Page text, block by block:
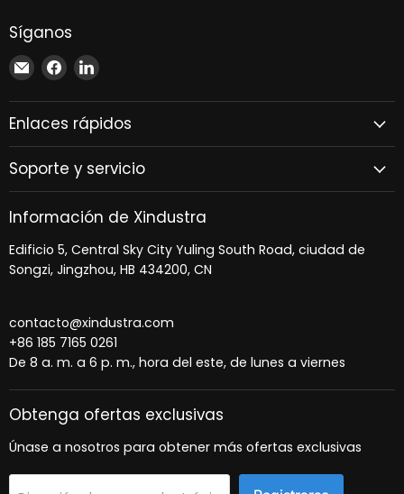
Bradley
Síganos
Encuéntrenos
en
Correo
electrónico
Encuéntrenos
en
Facebook
Encuéntrenos
LinkedIn
Enlaces rápidos
Soporte y servicio
Información de Xindustra
Edificio 5, Central Sky City Yuling South Road, ciudad de
Songzi, Jingzhou, HB 434200, CN
contacto@xindustra.com
+86 185 7165 0261
De 8 a. m. a 6 p. m., hora del este, de lunes a viernes
Obtenga ofertas exclusivas
Únase a nosotros para obtener más ofertas exclusivas